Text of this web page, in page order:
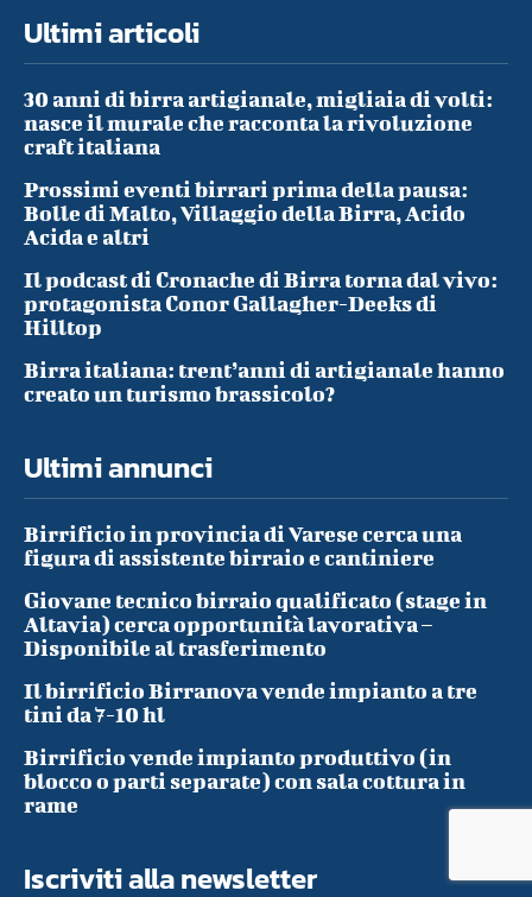
Ultimi articoli
30 anni di birra artigianale, migliaia di volti:
nasce il murale che racconta la rivoluzione
craft italiana
Prossimi eventi birrari prima della pausa:
Bolle di Malto, Villaggio della Birra, Acido
Acida e altri
Il podcast di Cronache di Birra torna dal vivo:
protagonista Conor Gallagher-Deeks di
Hilltop
Birra italiana: trent’anni di artigianale hanno
creato un turismo brassicolo?
Ultimi annunci
Birrificio in provincia di Varese cerca una
figura di assistente birraio e cantiniere
Giovane tecnico birraio qualificato (stage in
Altavia) cerca opportunità lavorativa –
Disponibile al trasferimento
Il birrificio Birranova vende impianto a tre
tini da 7-10 hl
Birrificio vende impianto produttivo (in
blocco o parti separate) con sala cottura in
rame
Iscriviti alla newsletter